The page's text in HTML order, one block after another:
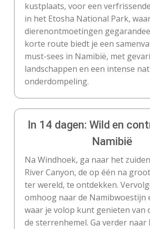
kustplaats, voor een
in het Etosha National Park,
dierenontmoetingen
korte route biedt je een
must-sees in Namibië, met
landschappen en een intense
onderdompeling.
In 14 dagen: Wild en
Namibië
Na Windhoek, ga naar het
River Canyon, de op één na
ter wereld, te ontdekken.
omhoog naar de Namibwoestijn
waar je volop kunt genieten van
de sterrenhemel. Ga verder naar